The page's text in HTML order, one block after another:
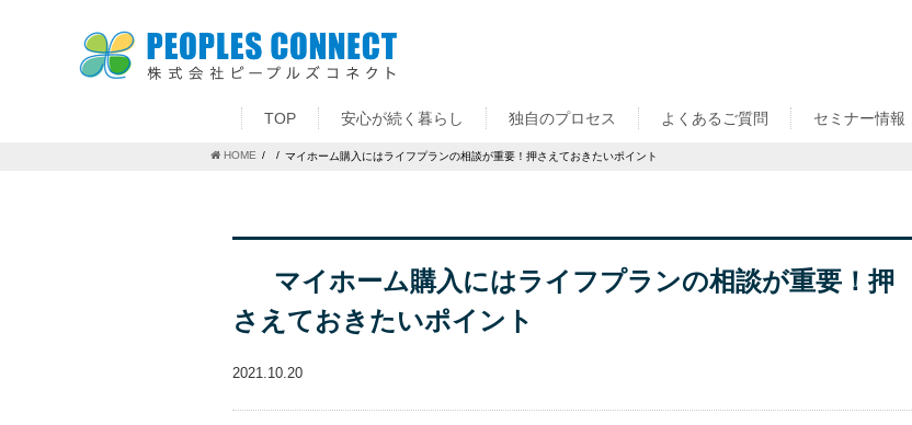
TOP 安心が続く暮らし 独自のプロセス よくあるご質問 セミナー情報
HOME マイホーム購入にはライフプランの相談が重要！押さえておきたいポイント
マイホーム購入にはライフプランの相談が重要！押
さえておきたいポイント
2021.10.20